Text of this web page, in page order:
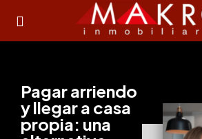
Pagar arriendo
y llegar a casa
propia: una